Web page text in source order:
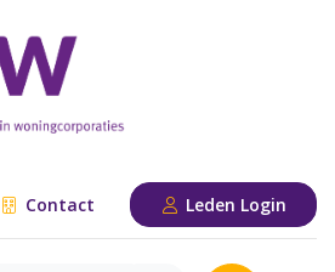
Contact Leden Login